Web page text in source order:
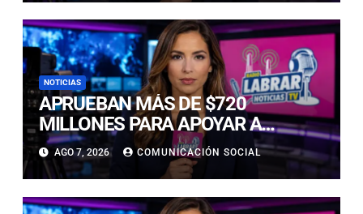
NOTICIAS
APRUEBAN MÁS DE $720
MILLONES PARA APOYAR A
EMPRESAS AFECTADAS POR LA
EMERGENCIA EN ATACAMA
AGO 7, 2026 COMUNICACIÓN SOCIAL